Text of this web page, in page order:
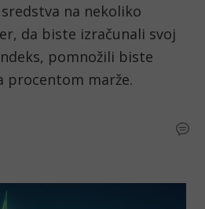
na nekoliko
da biste izračunali svoj
pomnožili biste
procentom marže.